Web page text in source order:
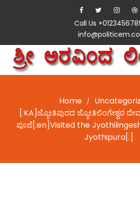
Call Us
Home /
[:KA]ಜ್ಯೋತಿಪುರದ ಜ್ಯೋತಿಲಿಂಗೇಶ್ವರ
ಪೂಜೆ[:en]Visited the
Jyothipura[:]